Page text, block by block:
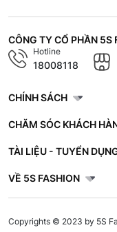
CÔNG TY CỔ PHẦN 5S
Hotline
18008118
CHÍNH SÁCH
CHĂM SÓC KHÁCH
TÀI LIỆU - TUYỂN
VỀ 5S FASHION
Copyrights © 2023 by 5S